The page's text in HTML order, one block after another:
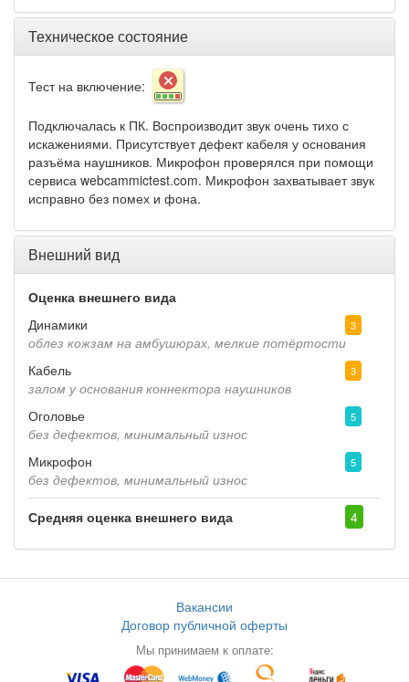
Техническое состояние
Тест на включение:
Подключалась к ПК. Воспроизводит звук очень тихо с
искажениями. Присутствует дефект кабеля у основания
разъёма наушников. Микрофон проверялся при помощи
сервиса webcammictest.com. Микрофон захватывает звук
исправно без помех и фона.
Внешний вид
Оценка внешнего вида
Динамики
3
облез кожзам на амбушюрах, мелкие потёртости
Кабель
3
залом у основания коннектора наушников
Оголовье
5
без дефектов, минимальный износ
Микрофон
5
без дефектов, минимальный износ
Средняя оценка внешнего вида 4
Вакансии
Договор публичной оферты
Мы принимаем к оплате: